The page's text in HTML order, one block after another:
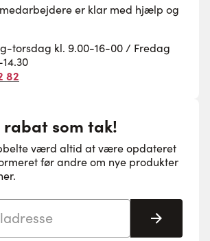
er klar med hjælp og
torsdag kl. 9.00-16-00 / Fredag
82
rabat som tak!
værd altid at være opdateret
før andre om nye produkter
Tilmeld